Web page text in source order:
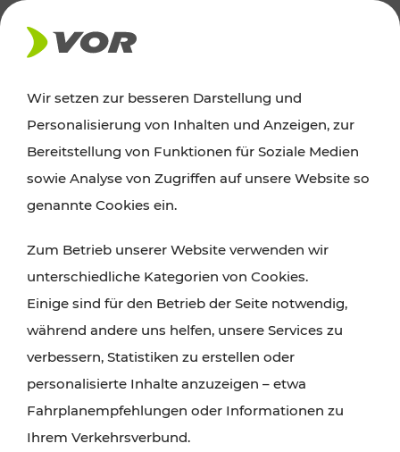
AKTUELLES
Ausflugstipps
Wien, Niederösterreich und das Burgenland
Wanderungen, Kultur und Gastronomie,
Radtouren oder purer Naturgenuss – viele
Attraktionen sind mit den Ticket- und Fahrplan-
Angeboten des VOR gut und schnell erreichbar.
Wir setzen zur besseren Darstellung und
Personalisierung von Inhalten und Anzeigen, zur
Bereitstellung von Funktionen für Soziale Medien
sowie Analyse von Zugriffen auf unsere Website so
genannte Cookies ein.
Zum Betrieb unserer Website verwenden wir
unterschiedliche Kategorien von Cookies.
Einige sind für den Betrieb der Seite notwendig,
während andere uns helfen, unsere Services zu
verbessern, Statistiken zu erstellen oder
personalisierte Inhalte anzuzeigen – etwa
Fahrplanempfehlungen oder Informationen zu
Ihrem Verkehrsverbund.